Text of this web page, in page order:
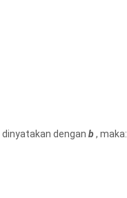
dinyatakan dengan b , maka: